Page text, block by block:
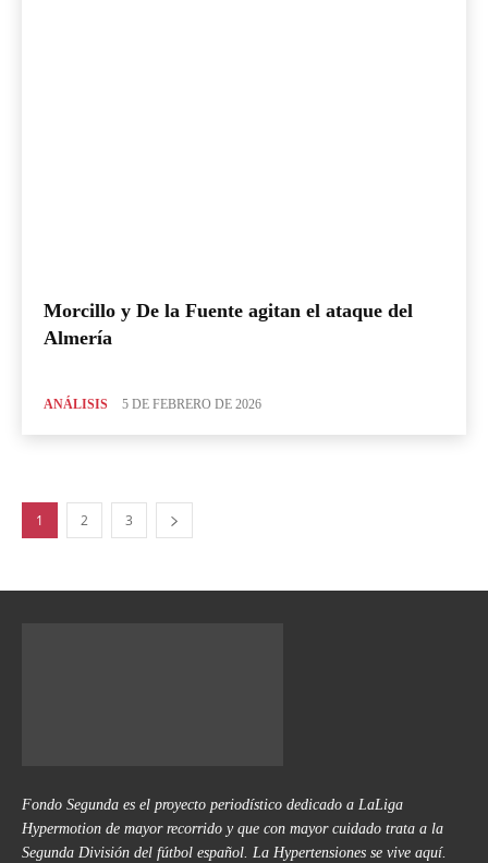
Morcillo y De la Fuente agitan el ataque del
Almería
ANÁLISIS 5 DE FEBRERO DE 2026
1 2 3
Fondo Segunda es el proyecto periodístico dedicado a LaLiga
Hypermotion de mayor recorrido y que con mayor cuidado trata a la
Segunda División del fútbol español. La Hypertensiones se vive aquí.